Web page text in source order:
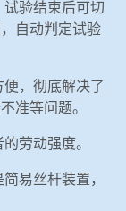
验结束后可切
自动判定试验
，彻底解决了
准等问题。
劳动强度。
易丝杆装置，